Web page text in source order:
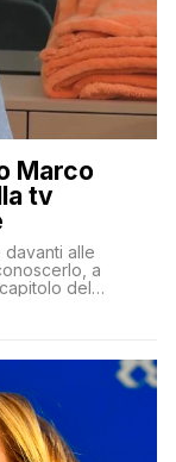
Marco
tv
alle
a
del